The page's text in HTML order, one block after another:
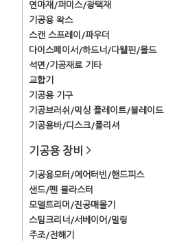
연마재/퍼미스/광택재
기공용 왁스
스캔 스프레이/파우더
다이스페이서/하드너/다웰핀/몰드
석면/기공재료 기타
교합기
기공용 기구
기공브러쉬/믹싱 플레이트/블레이드
기공용바/디스크/폴리셔
기공용 장비 >
기공용모터/에어터빈/핸드피스
샌드/펜 블라스터
모델트리머/진공매몰기
스팀크리너/서베이어/밀링
주조/전해기